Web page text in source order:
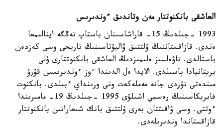
العاشقى بانكنوتتار مەن وتاندىق ءوندىرىس
1993 -جىلدىڭ 15- قاراشاسىنان باستاپ تەڭگە اينالىمعا
ەندى. قازاقستاننىڭ ۇلتتىق ۆاليۋتاسىنىڭ تاريحى وسى كەزدەن
باستالدى. تاۋەلسىز ەلىمىزدىڭ العاشقى بانكنوتتارى ۇلى
بريتانيادا باسىلدى. الايدا ەل الدىندا ءوز ءوندىرىسىن قۇرۋ
مىندەتى تۇردى جانە مەملەكەت ونى ورىنداي ءبىلدى. بانكنوت
فابريكاسىنىڭ رەسمي اشىلۋى 1995 -جىلدىڭ 19- مامىرىندا
ءوتتى. وسى ۋاقىتتان بەرى ۇلتتىق بانك شىعاراتىن بانكنوتتار
قازاقستاندا وندىرىلەدى.